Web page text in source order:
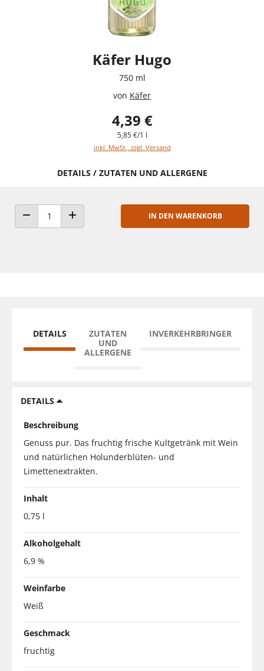
Käfer Hugo
750 ml
von Käfer
4,39 €
5,85 €/1 l
inkl. MwSt., zzgl. Versand
DETAILS / ZUTATEN UND ALLERGENE
ANZAHL VERRINGERNANZAHL ERHÖHEN
IN DEN WARENKORB
DETAILS
ZUTATEN
UND
ALLERGENE
INVERKEHRBRINGER
DETAILS
Beschreibung
Genuss pur. Das fruchtig frische Kultgetränk mit Wein
und natürlichen Holunderblüten- und
Limettenextrakten.
Inhalt
0,75 l
Alkoholgehalt
6,9 %
Weinfarbe
Weiß
Geschmack
fruchtig